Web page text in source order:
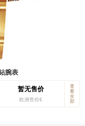
腕表
暂无售价
欧洲售价€
查
看
全
部